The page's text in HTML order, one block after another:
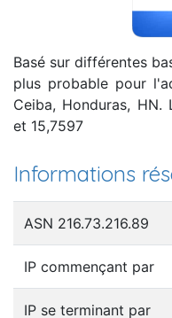
Basé sur différentes
plus probable pour
Ceiba, Honduras,
et 15,7597
Informations
ASN 216.73.216.89
IP commençant par
IP se terminant par